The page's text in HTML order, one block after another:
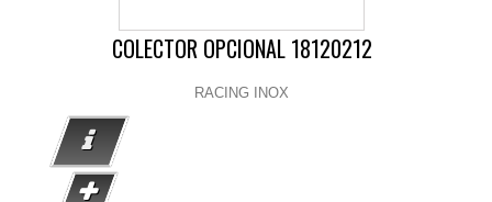
COLECTOR OPCIONAL 18120212
RACING INOX